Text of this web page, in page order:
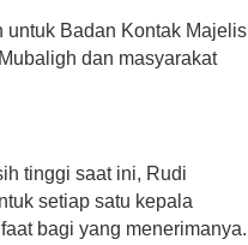
untuk Badan Kontak Majelis
dan masyarakat
tinggi saat ini, Rudi
setiap satu kepala
bagi yang menerimanya.